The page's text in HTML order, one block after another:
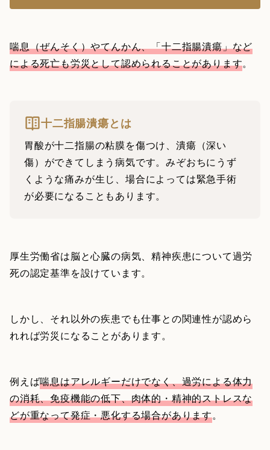
喘息（ぜんそく）やてんかん、「十二指腸潰瘍」など
による死亡も労災として認められることがあります。
十二指腸潰瘍とは
胃酸が十二指腸の粘膜を傷つけ、潰瘍（深い
傷）ができてしまう病気です。みぞおちにうず
くような痛みが生じ、場合によっては緊急手術
が必要になることもあります。
厚生労働省は脳と心臓の病気、精神疾患について過労
死の認定基準を設けています。
しかし、それ以外の疾患でも仕事との関連性が認めら
れれば労災になることがあります。
例えば喘息はアレルギーだけでなく、過労による体力
の消耗、免疫機能の低下、肉体的・精神的ストレスな
どが重なって発症・悪化する場合があります。